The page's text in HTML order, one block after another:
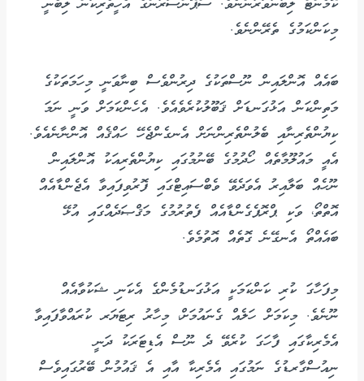
ކޮމެންޓް ލިބުނުވަރުންނެވެ. ސްޕޮންސަރުންގެ އެހީތެރިކަން ލިބެނީ
މިކަންކަމުގެ ތެރޭންނެވެ.
ބައެއް އޮންލައިން ނޫސްތަކުގެ ދިރުންވެސް ބިނާވަނީ މިހަމަތަކުގެ
މަތިންކަން އަޅުގަނޑަށް ޤަބޫލުކުރެވެއެވެ. އެހެންކަމަށް ވަނީ ނަމަ
ކިޔުންތެރިނާއި ބެލުންތެރިންނަށް އެނގެންޖެހޭ ހައްޤެއް އޮންނާނެއެވެ.
އެއީ މައުލޫމާތެއް ހޯދުމުގެ ބޭނުމުގައި ކިޔުންތެރިއަކު އޮންލައިން
ނޫހެއް ބަލާއިރު އެވަދެވޭ ވެބްސައިޓްގައި ފޮރުވިފައިވާ އެޖެންޑާއެއް
އޮތްތޯ، ވަކި ޕްރޮޕެގެންޑާއެއް ފެތުރުމުގެ މަޤްޞަދެއްގައި އުޅޭ
ބައެއްތޯ އެނގޭނެ ގޮތެއް އޮތުމެވެ.
މިފަހާގަ ކުރި ކަންކަމަކީ އަޅުގަނޑުމެންގެ އެކަނި ޝަކުވާއެއް
ނޫނެވެ. މިކަމަށް ހަލެއް ގެނައުމަށް، މިހާރު ރިޓަޔަރ ކުރައްވާފައިވާ
އެމެރިކާގައި ފާހަގަ ކުރެވޭ ދެ ނޫސް އެޑިޓަރަކު ދަނީ
ނިއުސްގާރޑުގެ ނަމުގައި އެމެރިކާ އާއި އެ ޤައުމުން ބޭރުގައިވެސް